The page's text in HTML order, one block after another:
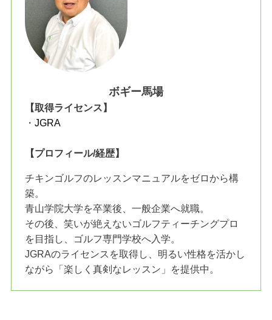
ボギー馬場
【取得ライセンス】
・JGRA
【プロフィール/経歴】
チキンゴルフのレッスンマニュアルをゼロから構
築。
青山学院大学を卒業後、一般企業へ就職。
その後、笑いが絶えないゴルフティーチングプロ
を目指し、ゴルフ専門学校へ入学。
JGRAのライセンスを取得し、明るい性格を活かし
ながら「楽しく真剣なレッスン」を提供中。